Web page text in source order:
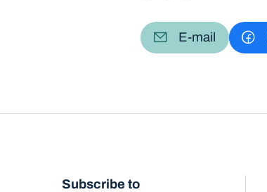
E-mail
Subscribe to